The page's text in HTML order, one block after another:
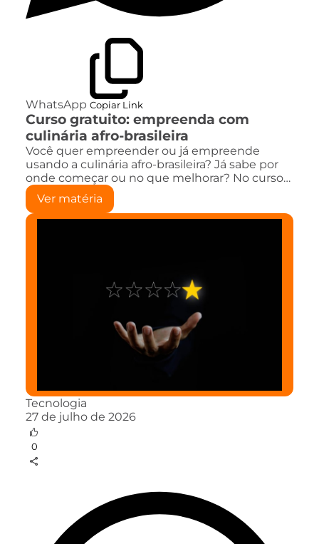
WhatsApp Copiar Link
Curso gratuito: empreenda com
culinária afro-brasileira
Você quer empreender ou já empreende
usando a culinária afro-brasileira? Já sabe por
onde começar ou no que melhorar? No curso…
Ver matéria
Tecnologia
27 de julho de 2026
0